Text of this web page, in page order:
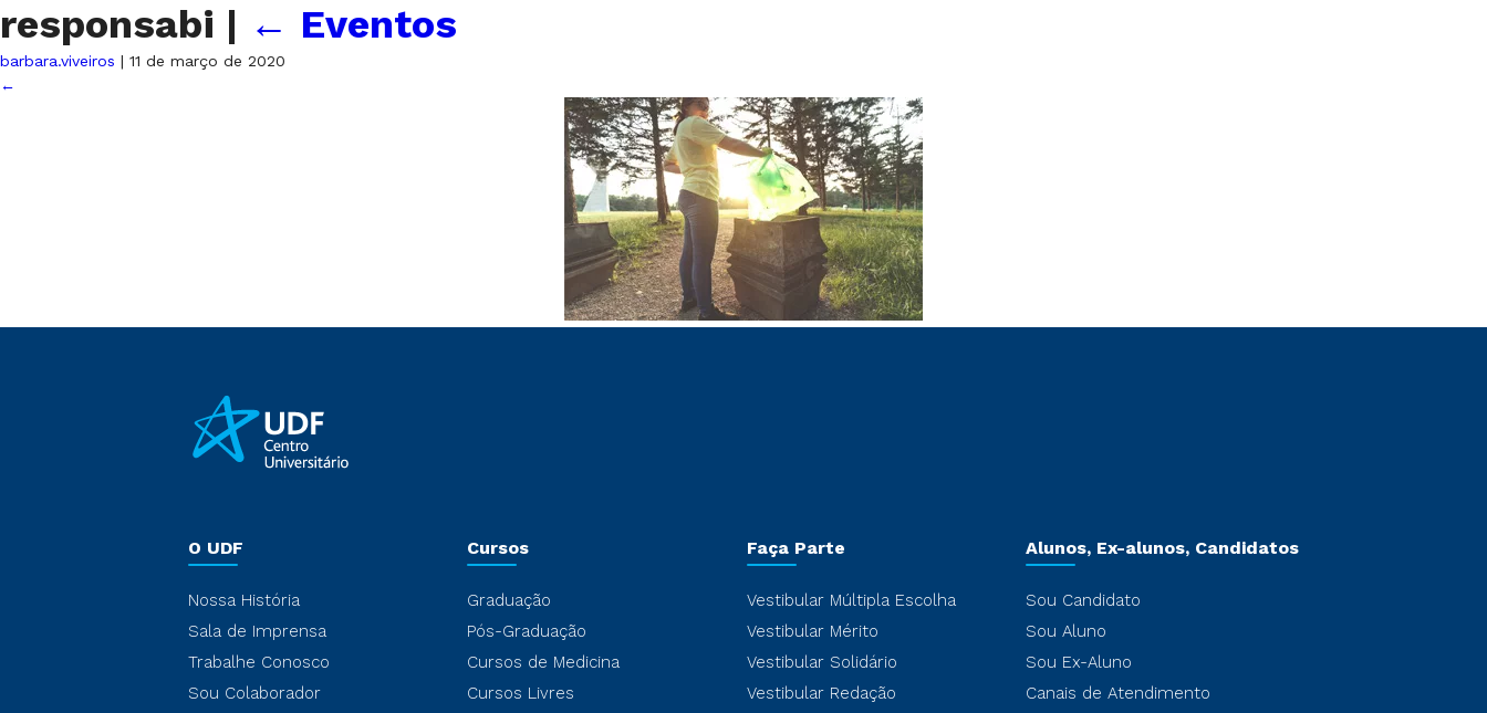
responsabi | ← Eventos
barbara.viveiros | 11 de março de 2020
←
O UDF
Nossa História
Sala de Imprensa
Trabalhe Conosco
Sou Colaborador
Cursos
Graduação
Pós-Graduação
Cursos de Medicina
Cursos Livres
Faça Parte
Vestibular Múltipla Escolha
Vestibular Mérito
Vestibular Solidário
Vestibular Redação
Alunos, Ex-alunos, Candidatos
Sou Candidato
Sou Aluno
Sou Ex-Aluno
Canais de Atendimento